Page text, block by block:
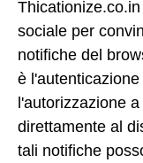
sociale per
notifiche del
è
l'autorizzazione
direttamente al
tali notifiche